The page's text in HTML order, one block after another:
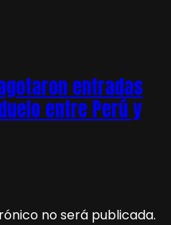
entradas
entre Perú y
no será publicada.